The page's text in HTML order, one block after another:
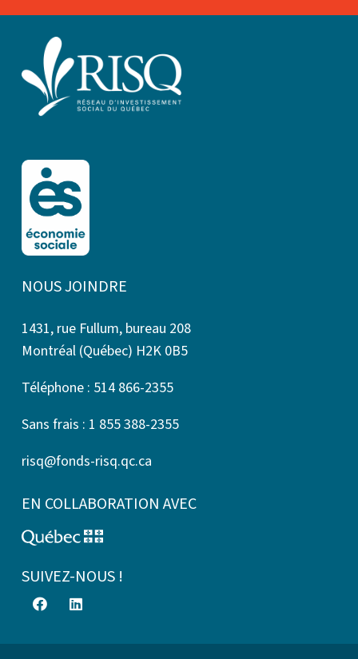
NOUS JOINDRE
1431, rue Fullum, bureau 208
Montréal (Québec) H2K 0B5
Téléphone : 514 866-2355
Sans frais : 1 855 388-2355
risq@fonds-risq.qc.ca
EN COLLABORATION AVEC
SUIVEZ-NOUS !